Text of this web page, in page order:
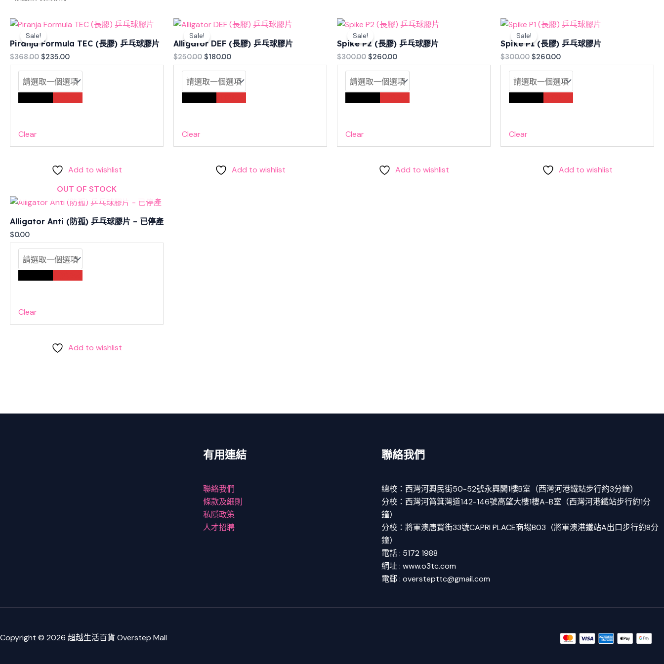
Sale!
Piranja Formula TEC (長膠) 乒乓球膠片
$368.00
Original
was:
$368.00.
$235.00
Current
is:
$235.00.
Clear
Add to wishlist
Sale!
Alligator DEF (長膠) 乒乓球膠片
$250.00
Original
price
was:
$250.00.
$180.00
Current
price
is:
$180.00.
Clear
Add to wishlist
Sale!
Spike P2 (長膠) 乒乓球膠片
$300.00
Original
price
was:
$300.00.
$260.00
Current
price
is:
$260.00.
Clear
Add to wishlist
Sale!
Spike P1 (長膠) 乒乓球膠片
$300.00
Original
price
was:
$300.00.
$260.00
Current
price
is:
$260.00.
Clear
Add to wishlist
OUT OF STOCK
Alligator Anti (防孤) 乒乓球膠片 – 已停產
$0.00
Clear
Add to wishlist
有用連結
聯絡我們
條款及細則
私隱政策
人才招聘
聯絡我們
總校：西灣河興民街50-52號永興閣1樓B室（西灣河港鐵站步行約3分鐘）
分校：西灣河筲箕灣道142-146號高望大樓1樓A-B室（西灣河港鐵站步行約1分
鐘）
分校：將軍澳唐賢街33號CAPRI PLACE商場B03（將軍澳港鐵站A出口步行約8分
鐘）
電話 : 5172 1988
網址 : www.o3tc.com
電郵 : overstepttc@gmail.com
Copyright © 2026 超越生活百貨 Overstep Mall